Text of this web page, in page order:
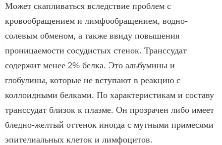
Может скапливаться вследствие проблем с
кровообращением и лимфообращением, водно-
солевым обменом, а также ввиду повышения
проницаемости сосудистых стенок. Транссудат
содержит менее 2% белка. Это альбумины и
глобулины, которые не вступают в реакцию с
коллоидными белками. По характеристикам и составу
транссудат близок к плазме. Он прозрачен либо имеет
бледно-желтый оттенок иногда с мутными примесями
эпителиальных клеток и лимфоцитов.